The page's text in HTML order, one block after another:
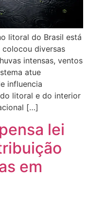
litoral do Brasil está
diversas
intensas, ventos
atue
influencia
litoral e do interior
[…]
lei
em